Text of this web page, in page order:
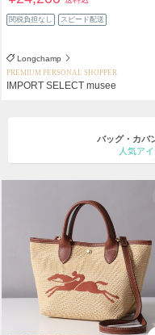
関税負担なし スピード配送
Longchamp
PREMIUM PERSONAL SHOPPER
IMPORT SELECT musee
バッグ・カバ
人気ア